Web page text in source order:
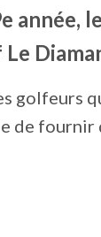
année,
golfeurs
de fournir